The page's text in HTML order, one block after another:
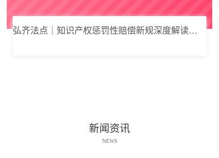
弘齐法点｜知识产权惩罚性赔偿新规深度解读： 从“赔得起”到“赔不起”的司法逻辑
新闻资讯
NEWS